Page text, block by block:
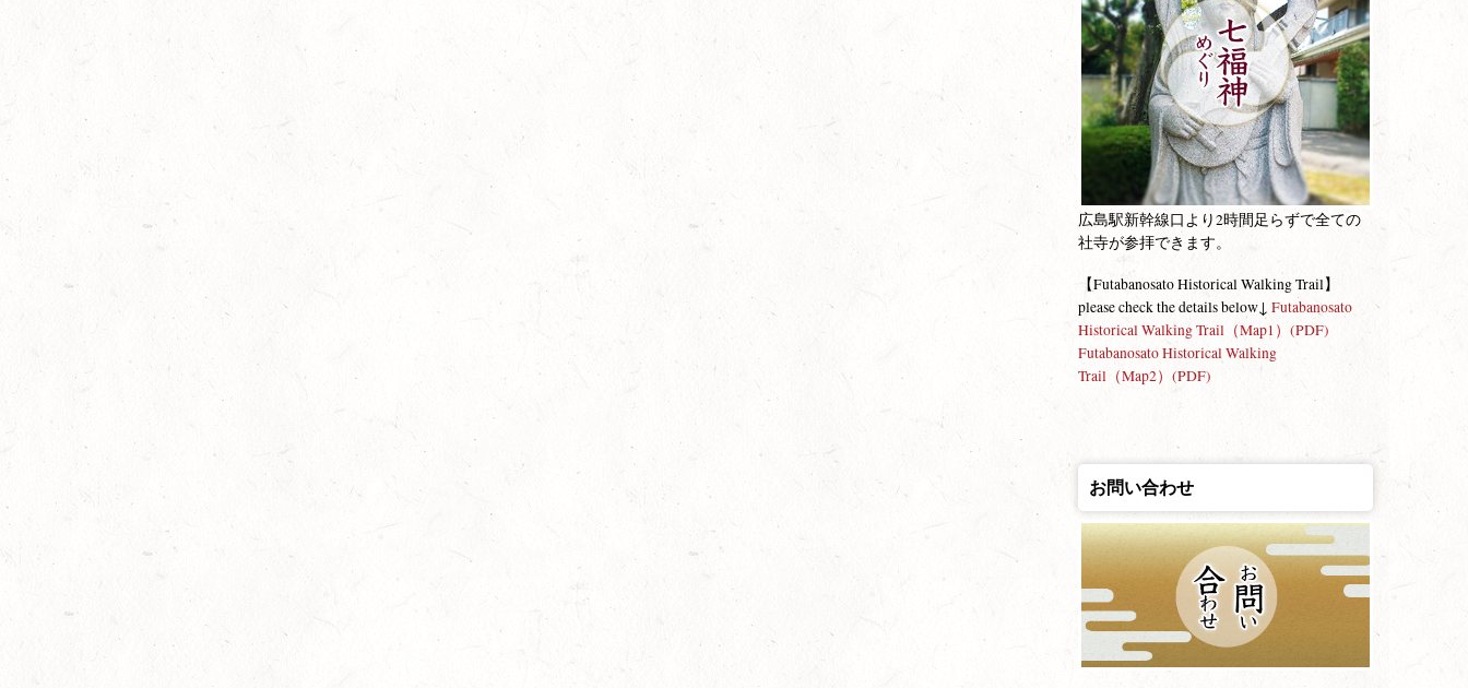
広島駅新幹線口より2時間足らずで全ての
社寺が参拝できます。
【Futabanosato Historical Walking Trail】
please check the details below↓ Futabanosato
Historical Walking Trail（Map1）(PDF)
Futabanosato Historical Walking
Trail（Map2）(PDF)
お問い合わせ